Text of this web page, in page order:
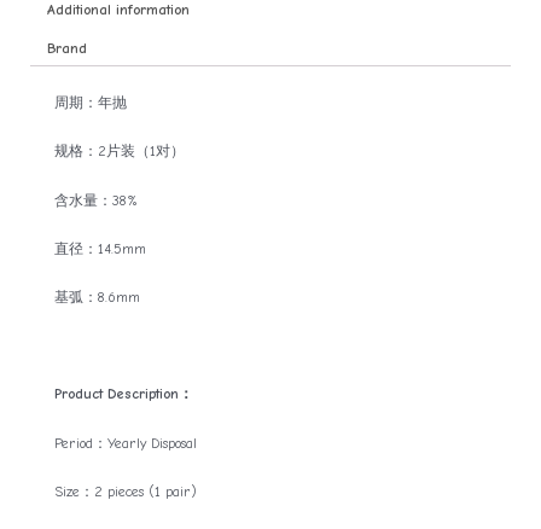
Additional information
Brand
周期：年抛
规格：2片装（1对）
含水量：38%
直径：14.5mm
基弧：8.6mm
Product Description：
Period：Yearly Disposal
Size：2 pieces (1 pair)